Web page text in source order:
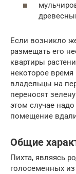
Если возникло
размещать его
квартиры
некоторое
владельцы на
переносят
этом случае
помещение
Общие
Пихта, являясь
голосеменных